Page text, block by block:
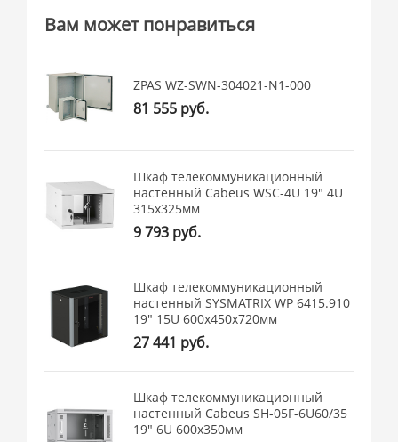
Вам может понравиться
ZPAS WZ-SWN-304021-N1-000
81 555 руб.
Шкаф телекоммуникационный
настенный Cabeus WSC-4U 19" 4U
315x325мм
9 793 руб.
Шкаф телекоммуникационный
настенный SYSMATRIX WP 6415.910
19" 15U 600x450x720мм
27 441 руб.
Шкаф телекоммуникационный
настенный Cabeus SH-05F-6U60/35
19" 6U 600x350мм